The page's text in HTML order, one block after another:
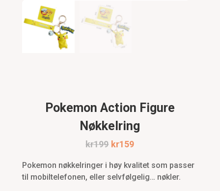
Pokemon Action Figure
Nøkkelring
kr199 Original
price
was:
kr159Current
price
is:
Pokemon nøkkelringer i høy kvalitet som passer
til mobiltelefonen, eller selvfølgelig… nøkler.